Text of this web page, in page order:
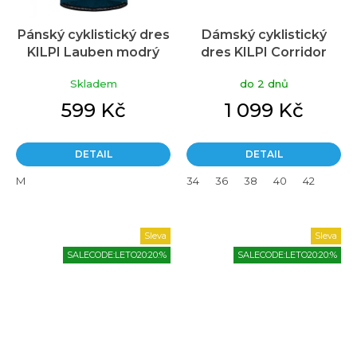
Pánský cyklistický dres
KILPI Lauben modrý
Skladem
599 Kč
DETAIL
M
Dámský cyklistický
dres KILPI Corridor
do 2 dnů
1 099 Kč
DETAIL
34 36 38 40 42
Sleva
SALECODE:LETO20:20:%
Sleva
SALECODE:LETO20:20:%